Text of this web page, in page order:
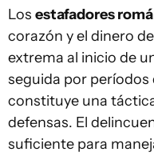
Los estafadores
corazón y el dinero
extrema al inicio de
seguida por
constituye una
defensas. El
suficiente para